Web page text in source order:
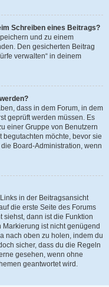
Schreiben eines Beitrags?
und zu einem
Den gesicherten Beitrag
verwalten“ in deinem
dass in dem Forum, in dem
geprüft werden müssen. Es
einer Gruppe von Benutzern
begutachten möchte, bevor sie
Board-Administration, wenn
in der Beitragsansicht
die erste Seite des Forums
siehst, dann ist die Funktion
ist nicht genügend
nach oben zu holen, indem du
sicher, dass du die Regeln
gesehen, wenn ohne
geantwortet wird.